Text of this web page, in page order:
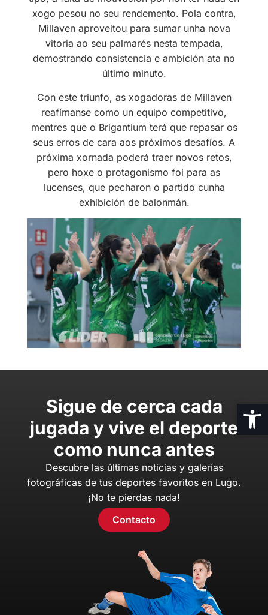
Abrir
xogo pesou no seu rendemento. Pola contra,
Millaven aproveitou para sumar unha nova
vitoria ao seu palmarés nesta tempada,
demostrando consistencia e ambición ata no
último minuto.
Con este triunfo, as xogadoras de Millaven
reafímanse como un equipo competitivo,
mentres que o Brigantium terá que repasar os
seus erros de cara aos próximos desafíos. A
próxima xornada poderá traer novos retos,
pero hoxe o protagonismo foi para as
lucenses, que pecharon o partido cunha
exhibición de balonmán.
Sigue de cerca cada
jugada y vive el deporte
como nunca antes
Descubre las últimas noticias y galerías
fotográficas de tus deportes favoritos en Lugo.
¡No te pierdas nada!
Contacto